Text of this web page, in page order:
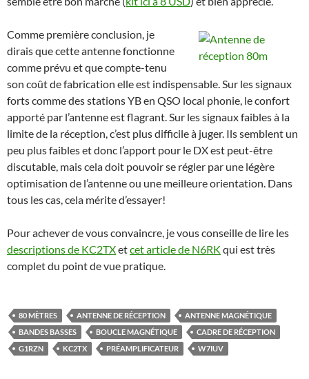
Comme première conclusion, je
dirais que cette antenne fonctionne
comme prévu et que compte-tenu
son coût de fabrication elle est indispensable. Sur les signaux
forts comme des stations YB en QSO local phonie, le confort
apporté par l’antenne est flagrant. Sur les signaux faibles à la
limite de la réception, c’est plus difficile à juger. Ils semblent un
peu plus faibles et donc l’apport pour le DX est peut-être
discutable, mais cela doit pouvoir se régler par une légère
optimisation de l’antenne ou une meilleure orientation. Dans
tous les cas, cela mérite d’essayer!
Pour achever de vous convaincre, je vous conseille de lire les
descriptions de KC2TXetcet article de N6RK qui est très
complet du point de vue pratique.
80 MÈTRES ANTENNE DE RÉCEPTION
ANTENNE MAGNÉTIQUE
BANDES BASSES
BOUCLE MAGNÉTIQUE
CADRE DE RÉCEPTION
G1RZN
KC2TX PRÉAMPLIFICATEUR W7IUV